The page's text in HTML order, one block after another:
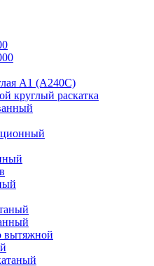
А1 (А240C)
круглый раскатка
вытяжной